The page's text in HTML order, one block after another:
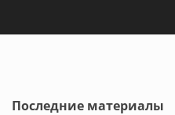
Последние материалы